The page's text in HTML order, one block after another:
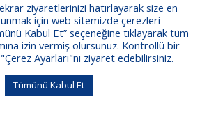
ziyaretlerinizi hatırlayarak size en
için web sitemizde çerezleri
Kabul Et” seçeneğine tıklayarak tüm
izin vermiş olursunuz. Kontrollü bir
Ayarları"nı ziyaret edebilirsiniz.
Tümünü Kabul Et